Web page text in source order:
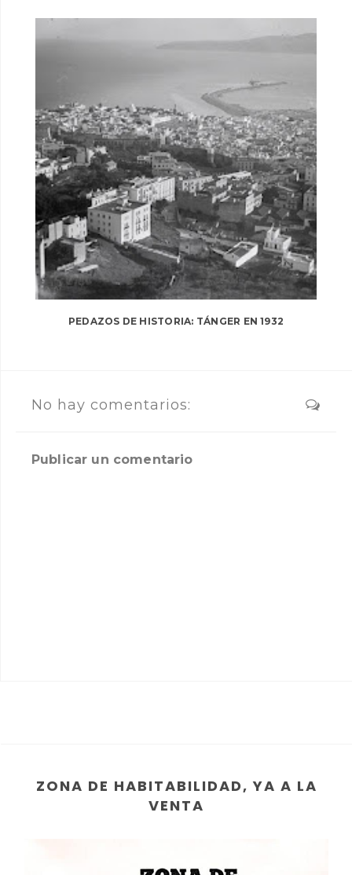
PEDAZOS DE HISTORIA: TÁNGER EN 1932
No hay comentarios:
Publicar un comentario
ZONA DE HABITABILIDAD, YA A LA
VENTA